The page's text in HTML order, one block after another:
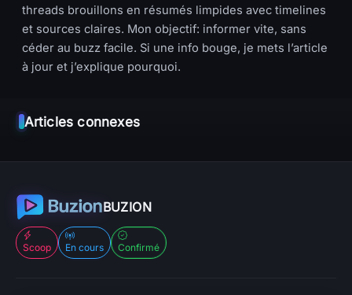
threads brouillons en résumés limpides avec timelines
et sources claires. Mon objectif: informer vite, sans
céder au buzz facile. Si une info bouge, je mets l’article
à jour et j’explique pourquoi.
Articles connexes
BUZION
Scoop En cours Confirmé